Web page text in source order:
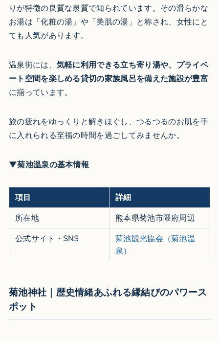
りが特徴の良質な泉質で知られています。その滑らかな
お湯は「化粧の湯」や「美肌の湯」と称され、女性にと
ても人気があります。
温泉街には、 気軽に利用できる立ち寄り湯や、プライベ
ート空間を楽しめる貸切の家族風呂を備えた施設が豊富
に揃っています。
旅の疲れをゆっくりと解きほぐし、つるつるのお肌を手
に入れられる至福の時間を過ごしてみませんか。
▼菊池温泉の基本情報
項目 詳細
所在地 熊本県菊池市隈府周辺
公式サイト・SNS
菊池観光協会（菊池温
泉）
菊池神社｜歴史情緒あふれる縁結びのパワース
ポット